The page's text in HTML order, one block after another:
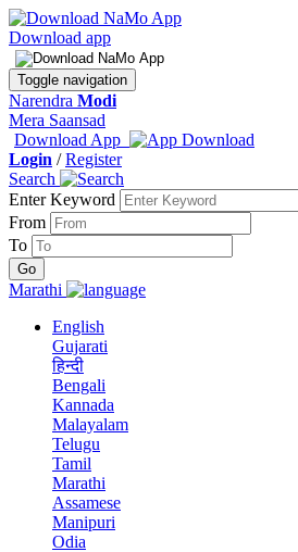
Download app
Toggle navigation
Narendra Modi
Mera Saansad
Download App
Login /Register
Search
Enter Keyword
From
To
Marathi
English
Gujarati
हिन्दी
Bengali
Kannada
Malayalam
Telugu
Tamil
Marathi
Assamese
Manipuri
Odia